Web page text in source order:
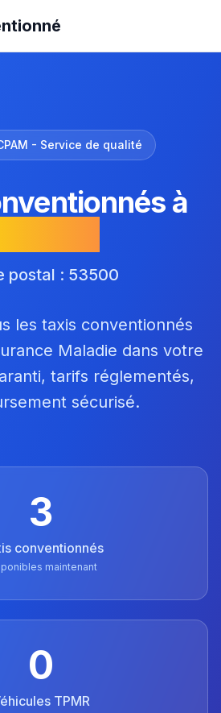
- Service de qualité
à
postal : 53500
les taxis conventionnés
Maladie dans votre
tarifs réglementés,
sécurisé.
3
conventionnés
maintenant
0
TPMR